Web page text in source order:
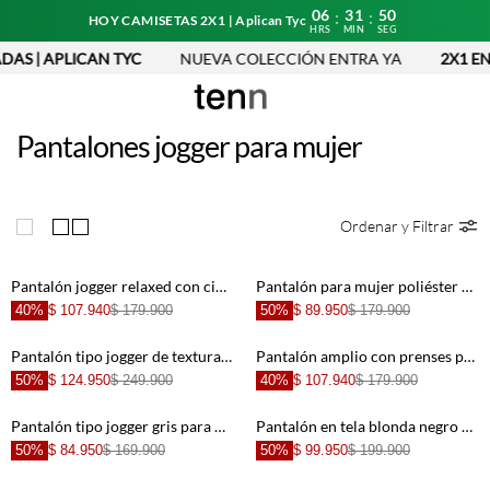
HOY CAMISETAS 2X1 | Aplican Tyc 06
HRS
: 31
MIN
: 50
SEG
| APLICAN TYC NUEVA COLECCIÓN ENTRA YA 2X1
Pantalones jogger para mujer
Ordenar y Filtrar
Pantalón jogger relaxed con cintura smock en poliéster beige rayado para mujer
40% $ 107.940$ 179.900
Pantalón para mujer poliéster blanco jogger bordado floral
50% $ 89.950$ 179.900
Pantalón tipo jogger de textura suave café para mujer
50% $ 124.950$ 249.900
Pantalón amplio con prenses para mujer
40% $ 107.940$ 179.900
Pantalón tipo jogger gris para mujer
50% $ 84.950$ 169.900
Pantalón en tela blonda negro para mujer
50% $ 99.950$ 199.900